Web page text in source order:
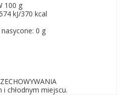
100 g
kJ/370 kcal
0 g
chłodnym miejscu.